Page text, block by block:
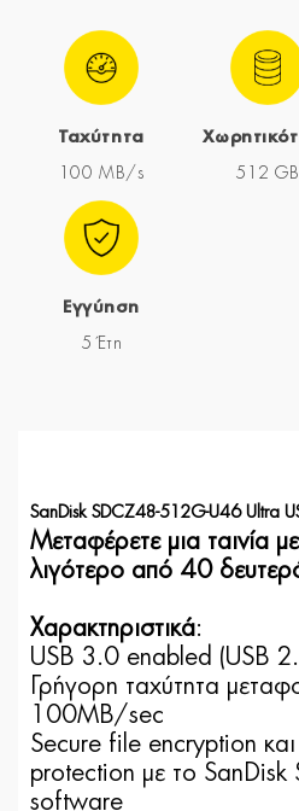
Ταχύτητα
100 MB/s 512 GB
Εγγύηση
5 Έτη
SanDisk SDCZ48-512G-U46 Ultra
Μεταφέρετε μια ταινία
λιγότερο από 40
Χαρακτηριστικά:
USB 3.0 enabled (USB
Γρήγορη ταχύτητα
100ΜΒ/sec
Secure file encryption
protection με το SanDisk
software